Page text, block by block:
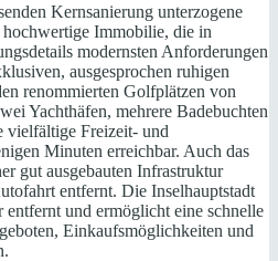
Kernsanierung unterzogene
Immobilie, die in
modernsten Anforderungen
ausgesprochen ruhigen
renommierten Golfplätzen von
Yachthäfen, mehrere Badebuchten
vielfältige Freizeit- und
Minuten erreichbar. Auch das
gut ausgebauten Infrastruktur
entfernt. Die Inselhauptstadt
und ermöglicht eine schnelle
Einkaufsmöglichkeiten und